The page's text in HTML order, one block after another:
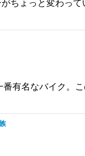
ちょっと変わっ
有名なバイク。